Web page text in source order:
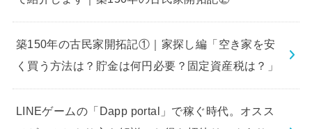
築150年の古民家開拓記①｜家探し編「空き家を安
く買う方法は？貯金は何円必要？固定資産税は？」
LINEゲームの「Dapp portal」で稼ぐ時代。オスス